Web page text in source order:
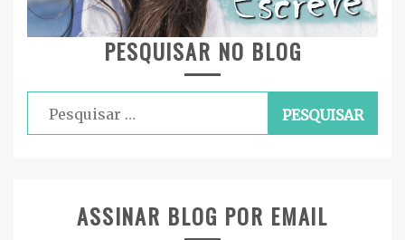
PESQUISAR NO BLOG
Pesquisar
por:
ASSINAR BLOG POR EMAIL